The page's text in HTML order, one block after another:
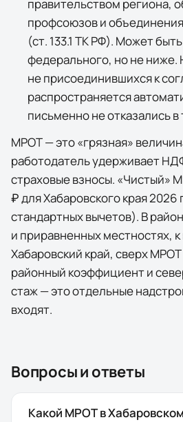
правительством региона,
профсоюзов и
(ст. 133.1 ТК РФ). Может
федерального, но не ниже.
не присоединившихся к
распространяется
письменно не отказались
МРОТ — это «грязная»
работодатель удерживает
страховые взносы. «Чистый»
₽дляХабаровского края2026
стандартных вычетов). В
и приравненных местностях,
Хабаровский край, сверх
районный коэффициент и
стаж — это отдельные
входят.
Вопросы и ответы
Какой МРОТ в